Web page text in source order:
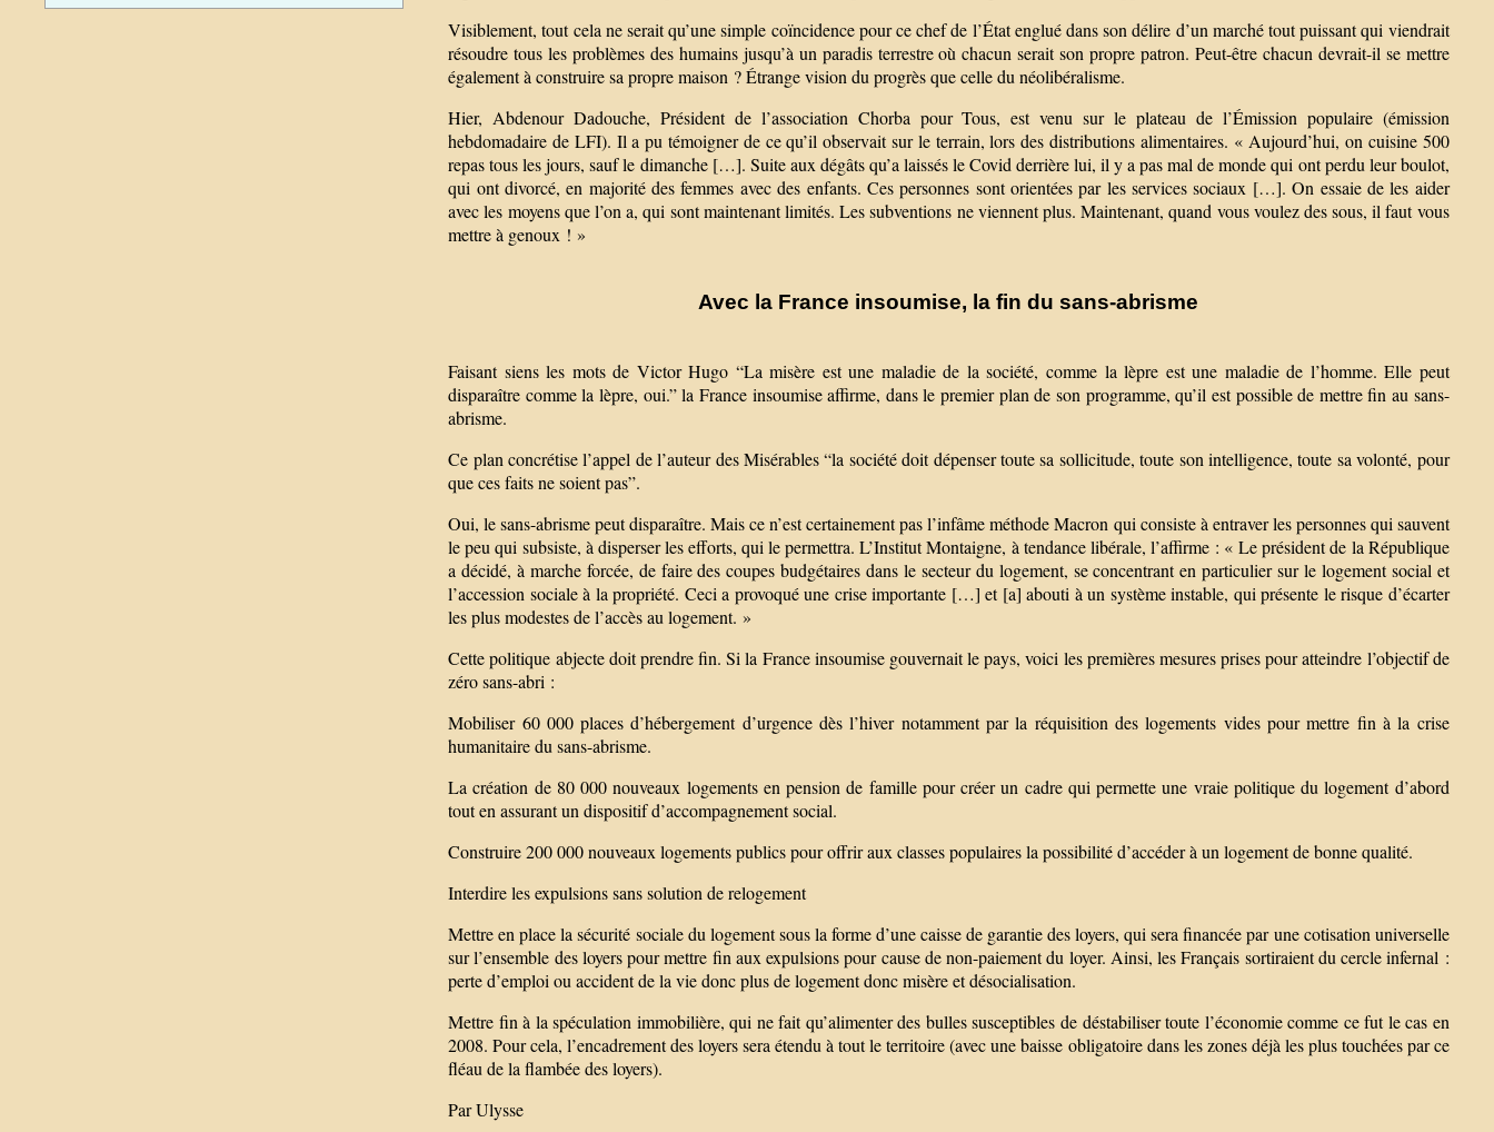
Visiblement, tout cela ne serait qu’une simple coïncidence pour ce chef de l’État englué dans son délire d’un marché tout puissant qui viendrait
résoudre tous les problèmes des humains jusqu’à un paradis terrestre où chacun serait son propre patron. Peut-être chacun devrait-il se mettre
également à construire sa propre maison ? Étrange vision du progrès que celle du néolibéralisme.
Hier, Abdenour Dadouche, Président de l’association Chorba pour Tous, est venu sur le plateau de l’Émission populaire (émission
hebdomadaire de LFI). Il a pu témoigner de ce qu’il observait sur le terrain, lors des distributions alimentaires. « Aujourd’hui, on cuisine 500
repas tous les jours, sauf le dimanche […]. Suite aux dégâts qu’a laissés le Covid derrière lui, il y a pas mal de monde qui ont perdu leur boulot,
qui ont divorcé, en majorité des femmes avec des enfants. Ces personnes sont orientées par les services sociaux […]. On essaie de les aider
avec les moyens que l’on a, qui sont maintenant limités. Les subventions ne viennent plus. Maintenant, quand vous voulez des sous, il faut vous
mettre à genoux ! »
Avec la France insoumise, la fin du sans-abrisme
Faisant siens les mots de Victor Hugo “La misère est une maladie de la société, comme la lèpre est une maladie de l’homme. Elle peut
disparaître comme la lèpre, oui.” la France insoumise affirme, dans le premier plan de son programme, qu’il est possible de mettre fin au sans-
abrisme.
Ce plan concrétise l’appel de l’auteur des Misérables “la société doit dépenser toute sa sollicitude, toute son intelligence, toute sa volonté, pour
que ces faits ne soient pas”.
Oui, le sans-abrisme peut disparaître. Mais ce n’est certainement pas l’infâme méthode Macron qui consiste à entraver les personnes qui sauvent
le peu qui subsiste, à disperser les efforts, qui le permettra. L’Institut Montaigne, à tendance libérale, l’affirme : « Le président de la République
a décidé, à marche forcée, de faire des coupes budgétaires dans le secteur du logement, se concentrant en particulier sur le logement social et
l’accession sociale à la propriété. Ceci a provoqué une crise importante […] et [a] abouti à un système instable, qui présente le risque d’écarter
les plus modestes de l’accès au logement. »
Cette politique abjecte doit prendre fin. Si la France insoumise gouvernait le pays, voici les premières mesures prises pour atteindre l’objectif de
zéro sans-abri :
Mobiliser 60 000 places d’hébergement d’urgence dès l’hiver notamment par la réquisition des logements vides pour mettre fin à la crise
humanitaire du sans-abrisme.
La création de 80 000 nouveaux logements en pension de famille pour créer un cadre qui permette une vraie politique du logement d’abord
tout en assurant un dispositif d’accompagnement social.
Construire 200 000 nouveaux logements publics pour offrir aux classes populaires la possibilité d’accéder à un logement de bonne qualité.
Interdire les expulsions sans solution de relogement
Mettre en place la sécurité sociale du logement sous la forme d’une caisse de garantie des loyers, qui sera financée par une cotisation universelle
sur l’ensemble des loyers pour mettre fin aux expulsions pour cause de non-paiement du loyer. Ainsi, les Français sortiraient du cercle infernal :
perte d’emploi ou accident de la vie donc plus de logement donc misère et désocialisation.
Mettre fin à la spéculation immobilière, qui ne fait qu’alimenter des bulles susceptibles de déstabiliser toute l’économie comme ce fut le cas en
2008. Pour cela, l’encadrement des loyers sera étendu à tout le territoire (avec une baisse obligatoire dans les zones déjà les plus touchées par ce
fléau de la flambée des loyers).
Par Ulysse